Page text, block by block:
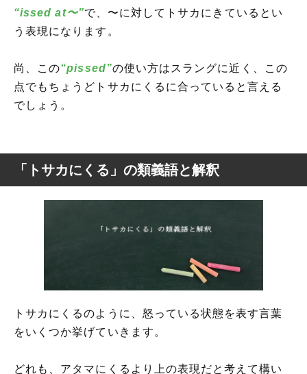
“issed at〜”で、〜に対してトサカにきているとい
う表現になります。
尚、この“pissed”の使い方はスラングに近く、この
点でもちょうどトサカにくるに合っていると言える
でしょう。
「トサカにくる」の類義語と解釈
トサカにくるのように、怒っている状態を表す言葉
をいくつか挙げていきます。
どれも、アタマにくるより上の表現だと考えて構い